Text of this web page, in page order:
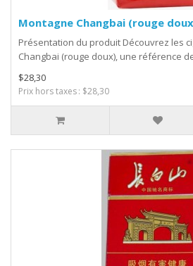
Montagne Changbai (rouge
Présentation du produit Découvrez les
Changbai (rouge doux), une référence
$28,30
Prix hors taxes : $28,30